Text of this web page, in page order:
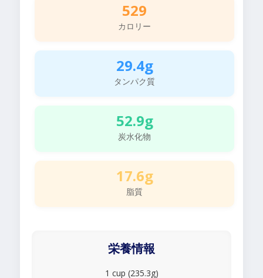
529
カロリー
29.4g
タンパク質
52.9g
炭水化物
17.6g
脂質
栄養情報
1 cup (235.3g)